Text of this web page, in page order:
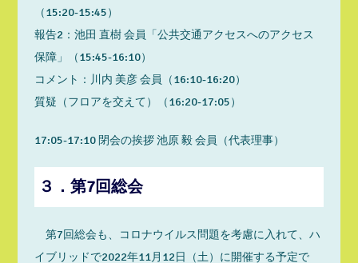
（15:20-15:45）
報告2：池田 直樹 会員「公共交通アクセスへのアクセス
保障」（15:45-16:10）
コメント：川内 美彦 会員（16:10-16:20）
質疑（フロアを交えて）（16:20-17:05）
17:05-17:10 閉会の挨拶 池原 毅 会員（代表理事）
３．第7回総会
第7回総会も、コロナウイルス問題を考慮に入れて、ハ
イブリッドで2022年11月12日（土）に開催する予定で